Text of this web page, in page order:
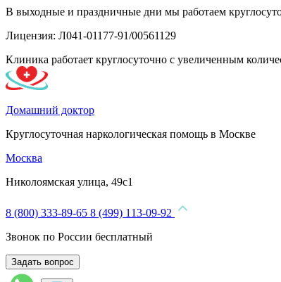
В выходные и праздничные дни мы работаем
Лицензия: Л041-01177-91/00561129
Клиника работает круглосуточно с увеличенным
Домашний доктор
Круглосуточная наркологическая помощь в Москве
Москва
Николоямская улица, 49с1
8 (800) 333-89-65 8 (499) 113-09-92
Звонок по России бесплатный
Задать вопрос